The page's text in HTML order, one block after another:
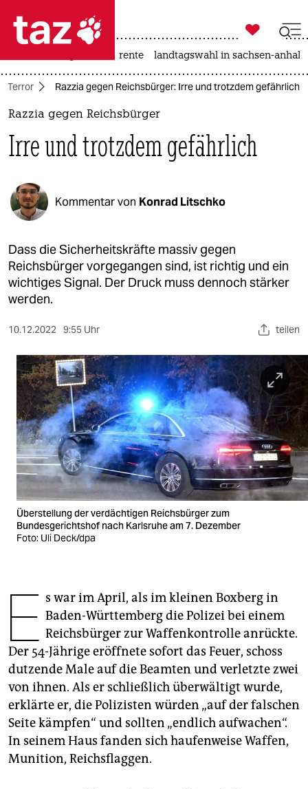
 taz zahl ich
taz zahl ich
themen
politik
öko
gesellschaft
kultur
sport
wahrheit
verlag
verlag
veranstaltungen
shop
fragen & hilfe
unterstützen
genossenschaft
epaper login

taz zahl ich
rente landtagswahl in sachsen-anhalt
Terror Razzia gegen Reichsbürger: Irre und trotzdem gefährlich
Razzia gegen Reichsbürger
Irre und trotzdem gefährlich
Kommentar von Konrad Litschko
Dass die Sicherheitskräfte massiv gegen
Reichsbürger vorgegangen sind, ist richtig und ein
wichtiges Signal. Der Druck muss dennoch stärker
werden.
10.12.2022 9:55 Uhr teilen
Überstellung der verdächtigen Reichsbürger zum
Bundesgerichtshof nach Karlsruhe am 7. Dezember
Foto: Uli Deck/dpa
E s war im April, als im kleinen Boxberg in
Baden-Württemberg die Polizei bei einem
Reichsbürger zur Waffenkontrolle anrückte.
Der 54-Jährige eröffnete sofort das Feuer, schoss
dutzende Male auf die Beamten und verletzte zwei
von ihnen. Als er schließlich überwältigt wurde,
erklärte er, die Polizisten würden „auf der falschen
Seite kämpfen“ und sollten „endlich aufwachen“.
In seinem Haus fanden sich haufenweise Waffen,
Munition, Reichsflaggen.